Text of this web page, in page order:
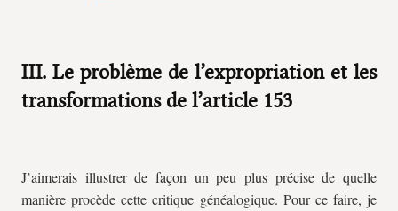
III. Le problème de l’expropriation et les
transformations de l’article 153
J’aimerais illustrer de façon un peu plus précise de quelle
manière procède cette critique généalogique. Pour ce faire, je